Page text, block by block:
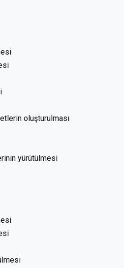
oluşturulması
yürütülmesi